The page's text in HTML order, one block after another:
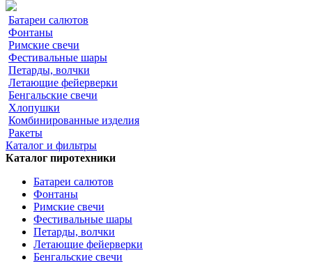
Батареи салютов
Фонтаны
Римские свечи
Фестивальные шары
Петарды, волчки
Летающие фейерверки
Бенгальские свечи
Хлопушки
Комбинированные изделия
Ракеты
Каталог и фильтры
Каталог пиротехники
Батареи салютов
Фонтаны
Римские свечи
Фестивальные шары
Петарды, волчки
Летающие фейерверки
Бенгальские свечи